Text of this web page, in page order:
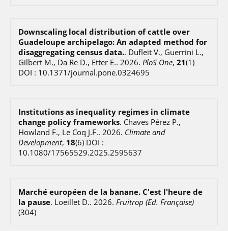
Downscaling local distribution of cattle over
Guadeloupe archipelago: An adapted method for
disaggregating census data.. Dufleit V., Guerrini L.,
Gilbert M., Da Re D., Etter E.. 2026. PloS One, 21(1)
DOI : 10.1371/journal.pone.0324695
Institutions as inequality regimes in climate
change policy frameworks. Chaves Pérez P.,
Howland F., Le Coq J.F.. 2026. Climate and
Development, 18(6) DOI :
10.1080/17565529.2025.2595637
Marché européen de la banane. C'est l'heure de
la pause. Loeillet D.. 2026. Fruitrop (Ed. Française)
(304)